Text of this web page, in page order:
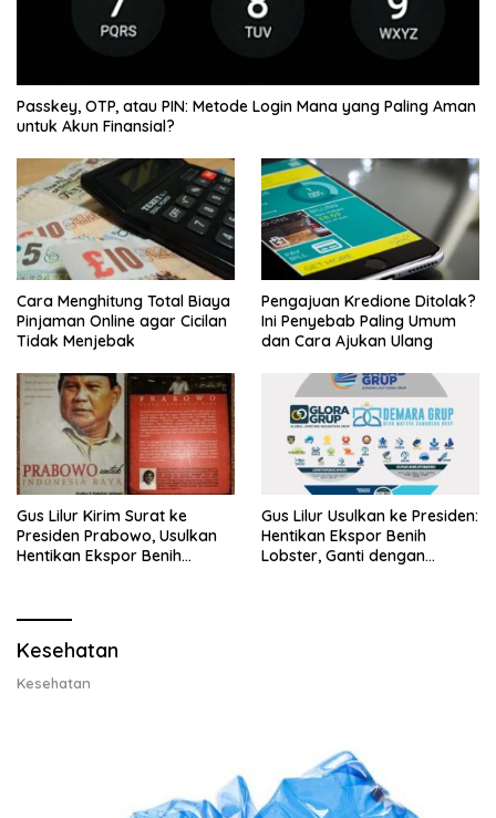
Passkey, OTP, atau PIN: Metode Login Mana yang Paling Aman
untuk Akun Finansial?
Cara Menghitung Total Biaya
Pinjaman Online agar Cicilan
Tidak Menjebak
Pengajuan Kredione Ditolak?
Ini Penyebab Paling Umum
dan Cara Ajukan Ulang
Gus Lilur Kirim Surat ke
Presiden Prabowo, Usulkan
Hentikan Ekspor Benih
Gus Lilur Usulkan ke Presiden:
Hentikan Ekspor Benih
Lobster, Ganti dengan
Kesehatan
Kesehatan